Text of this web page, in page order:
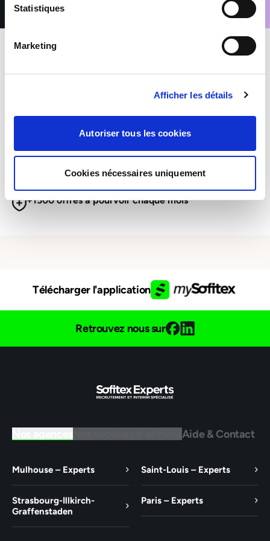
Statistiques
Marketing
Afficher les détails
Autoriser tous les cookies
Cookies nécessaires uniquement
MES AVANTAGES INTÉRIMAIRES
Prime de participation & CET
+1500 offres à pourvoir chaque mois
Télécharger l'application
Retrouvez nous sur
Aide & Contact
Mulhouse – Experts Saint-Louis – Experts
Strasbourg-Illkirch-
Graffenstaden
Paris – Experts